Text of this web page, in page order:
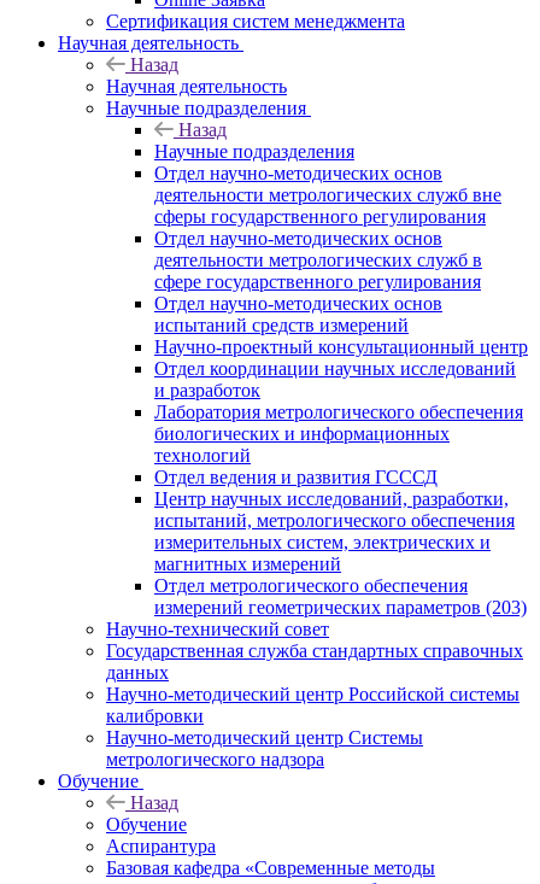
Сертификация систем менеджмента
Научная деятельность
Назад
Научная деятельность
Научные подразделения
Назад
Научные подразделения
Отдел научно-методических основ
деятельности метрологических служб вне
сферы государственного регулирования
Отдел научно-методических основ
деятельности метрологических служб в
сфере государственного регулирования
Отдел научно-методических основ
испытаний средств измерений
Научно-проектный консультационный центр
Отдел координации научных исследований
и разработок
Лаборатория метрологического обеспечения
биологических и информационных
технологий
Отдел ведения и развития ГСССД
Центр научных исследований, разработки,
испытаний, метрологического обеспечения
измерительных систем, электрических и
магнитных измерений
Отдел метрологического обеспечения
измерений геометрических параметров (203)
Научно-технический совет
Государственная служба стандартных справочных
данных
Научно-методический центр Российской системы
калибровки
Научно-методический центр Системы
метрологического надзора
Обучение
Назад
Обучение
Аспирантура
Базовая кафедра «Современные методы